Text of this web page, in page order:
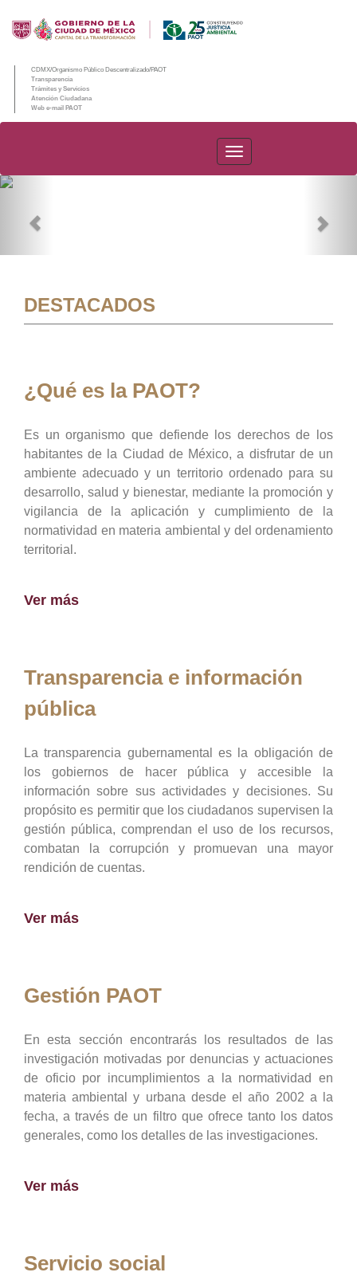
CDMX/Organismo Público Descentralizado/PAOT
Transparencia
Trámites y Servicios
Atención Ciudadana
Web e-mail PAOT
PAOT
DESTACADOS
¿Qué es la PAOT?
Es un organismo que defiende los derechos de los
habitantes de la Ciudad de México, a disfrutar de un
ambiente adecuado y un territorio ordenado para su
desarrollo, salud y bienestar, mediante la promoción y
vigilancia de la aplicación y cumplimiento de la
normatividad en materia ambiental y del ordenamiento
territorial.
Ver más
Transparencia e información
pública
La transparencia gubernamental es la obligación de
los gobiernos de hacer pública y accesible la
información sobre sus actividades y decisiones. Su
propósito es permitir que los ciudadanos supervisen la
gestión pública, comprendan el uso de los recursos,
combatan la corrupción y promuevan una mayor
rendición de cuentas.
Ver más
Gestión PAOT
En esta sección encontrarás los resultados de las
investigación motivadas por denuncias y actuaciones
de oficio por incumplimientos a la normatividad en
materia ambiental y urbana desde el año 2002 a la
fecha, a través de un filtro que ofrece tanto los datos
generales, como los detalles de las investigaciones.
Ver más
Servicio social